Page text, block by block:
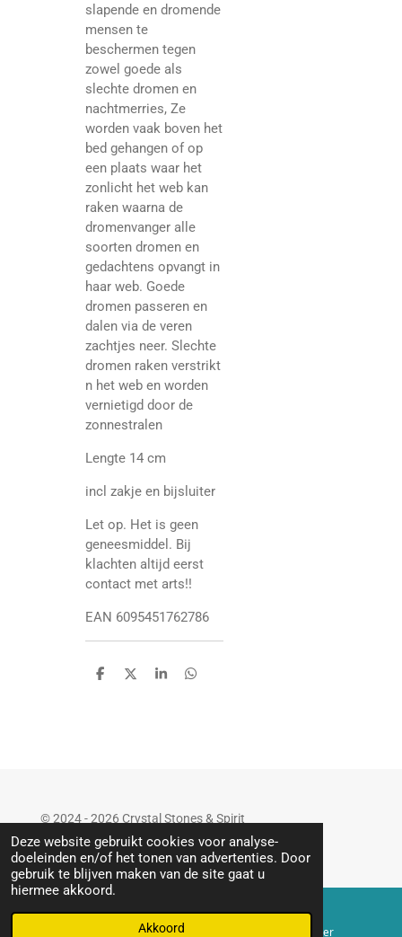
Deze website gebruikt cookies voor analyse-
doeleinden en/of het tonen van advertenties. Door
gebruik te blijven maken van de site gaat u
hiermee akkoord.
Akkoord
slapende en dromende
mensen te
beschermen tegen
zowel goede als
slechte dromen en
nachtmerries, Ze
worden vaak boven het
bed gehangen of op
een plaats waar het
zonlicht het web kan
raken waarna de
dromenvanger alle
soorten dromen en
gedachtens opvangt in
haar web. Goede
dromen passeren en
dalen via de veren
zachtjes neer. Slechte
dromen raken verstrikt
n het web en worden
vernietigd door de
zonnestralen
Lengte 14 cm
incl zakje en bijsluiter
Let op. Het is geen
geneesmiddel. Bij
klachten altijd eerst
contact met arts!!
EAN 6095451762786
D
D
S
D
© 2024 - 2026 Crystal Stones & Spirit
Powered byJouwWeb
Telefoonnummer